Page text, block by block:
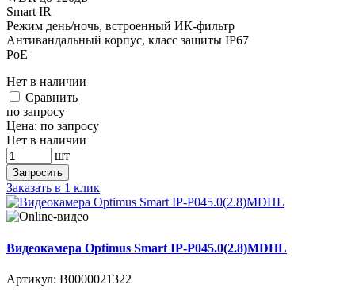
Smart IR
Режим день/ночь, встроенный ИК-фильтр
Антивандальный корпус, класс защиты IР67
PoE
Нет в наличии
Cравнить
по запросу
Цена: по запросу
Нет в наличии
шт
Запросить
Заказать в 1 клик
Видеокамера Optimus Smart IP-P045.0(2.8)MDHL
Артикул: В0000021322